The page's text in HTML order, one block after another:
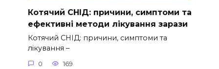
Котячий СНІД: причини, симптоми та
ефективні методи лікування зарази
Котячий СНІД: причини, симптоми та
лікування –
0 169